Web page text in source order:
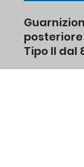
Tipo II dal
7.1979